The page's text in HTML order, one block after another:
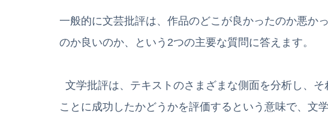
一般的に文芸批評は、作品のどこが良かったのか悪か
のか良いのか、という2つの主要な質問に答えます。
文学批評は、テキストのさまざまな側面を分析し、
ことに成功したかどうかを評価するという意味で、文